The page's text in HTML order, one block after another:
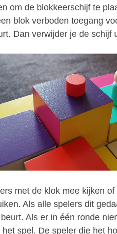
om de blokkeerschijf te
blok verboden toegang
Dan verwijder je de schijf
met de klok mee kijken
Als alle spelers dit
Als er in één ronde
spel. De speler die het